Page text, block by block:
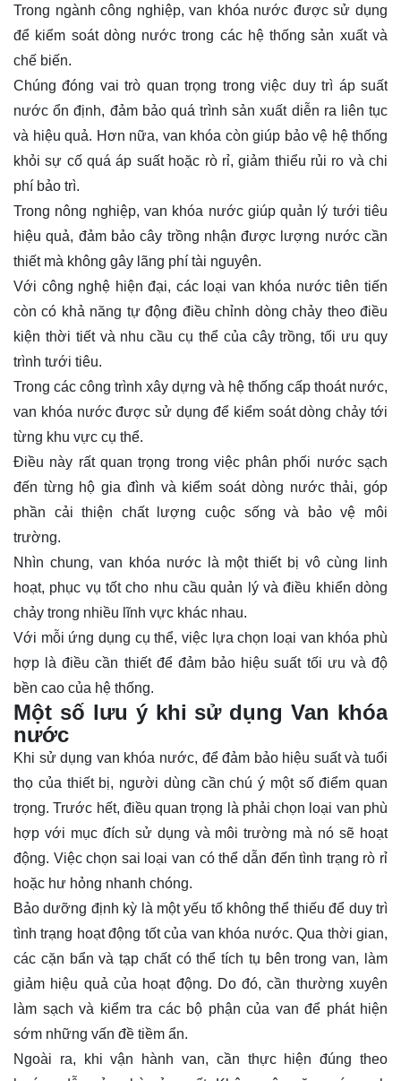
Trong ngành công nghiệp, van khóa nước được sử dụng
để kiểm soát dòng nước trong các hệ thống sản xuất và
chế biến.
Chúng đóng vai trò quan trọng trong việc duy trì áp suất
nước ổn định, đảm bảo quá trình sản xuất diễn ra liên tục
và hiệu quả. Hơn nữa, van khóa còn giúp bảo vệ hệ thống
khỏi sự cố quá áp suất hoặc rò rỉ, giảm thiểu rủi ro và chi
phí bảo trì.
Trong nông nghiệp, van khóa nước giúp quản lý tưới tiêu
hiệu quả, đảm bảo cây trồng nhận được lượng nước cần
thiết mà không gây lãng phí tài nguyên.
Với công nghệ hiện đại, các loại van khóa nước tiên tiến
còn có khả năng tự động điều chỉnh dòng chảy theo điều
kiện thời tiết và nhu cầu cụ thể của cây trồng, tối ưu quy
trình tưới tiêu.
Trong các công trình xây dựng và hệ thống cấp thoát nước,
van khóa nước được sử dụng để kiểm soát dòng chảy tới
từng khu vực cụ thể.
Điều này rất quan trọng trong việc phân phối nước sạch
đến từng hộ gia đình và kiểm soát dòng nước thải, góp
phần cải thiện chất lượng cuộc sống và bảo vệ môi
trường.
Nhìn chung, van khóa nước là một thiết bị vô cùng linh
hoạt, phục vụ tốt cho nhu cầu quản lý và điều khiển dòng
chảy trong nhiều lĩnh vực khác nhau.
Với mỗi ứng dụng cụ thể, việc lựa chọn loại van khóa phù
hợp là điều cần thiết để đảm bảo hiệu suất tối ưu và độ
bền cao của hệ thống.
Một số lưu ý khi sử dụng Van khóa
nước
Khi sử dụng van khóa nước, để đảm bảo hiệu suất và tuổi
thọ của thiết bị, người dùng cần chú ý một số điểm quan
trọng. Trước hết, điều quan trọng là phải chọn loại van phù
hợp với mục đích sử dụng và môi trường mà nó sẽ hoạt
động. Việc chọn sai loại van có thể dẫn đến tình trạng rò rỉ
hoặc hư hỏng nhanh chóng.
Bảo dưỡng định kỳ là một yếu tố không thể thiếu để duy trì
tình trạng hoạt động tốt của van khóa nước. Qua thời gian,
các cặn bẩn và tạp chất có thể tích tụ bên trong van, làm
giảm hiệu quả của hoạt động. Do đó, cần thường xuyên
làm sạch và kiểm tra các bộ phận của van để phát hiện
sớm những vấn đề tiềm ẩn.
Ngoài ra, khi vận hành van, cần thực hiện đúng theo